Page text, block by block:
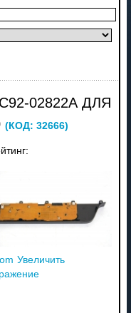
02822А ДЛЯ
(КОД: 32666)
Увеличить